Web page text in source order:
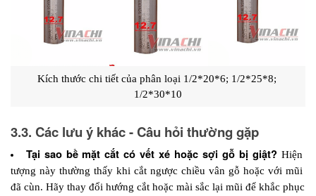
Kích thước chi tiết của phân loại 1/2*20*6; 1/2*25*8;
1/2*30*10
3.3. Các lưu ý khác - Câu hỏi thường gặp
Tại sao bề mặt cắt có vết xé hoặc sợi gỗ bị giật? Hiện
tượng này thường thấy khi cắt ngược chiều vân gỗ hoặc với mũi
đã cùn. Hãy thay đổi hướng cắt hoặc mài sắc lại mũi để khắc phục